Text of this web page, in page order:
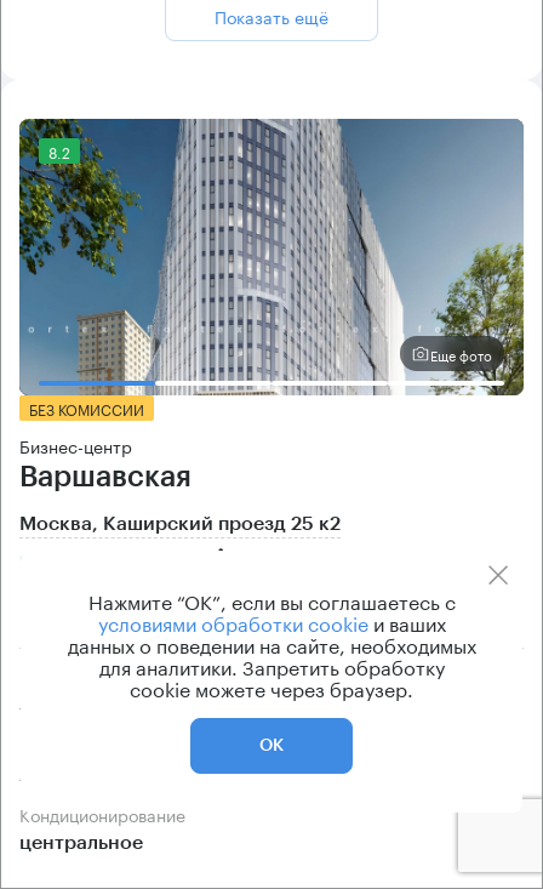
Показать ещё
8.2
Еще фото
БЕЗ КОМИССИИ
Бизнес-центр
Варшавская
Москва, Каширский проезд 25 к2
16.29 км → Щербинка
45 — 265 кв.м
Цена продажи
по запросу
Бизнес-центр
Кондиционирование
центральное
Нажмите “ОК”, если вы соглашаетесь с
условиями обработки cookieи ваших
данных о поведении на сайте, необходимых
для аналитики. Запретить обработку
cookie можете через браузер.
ОК